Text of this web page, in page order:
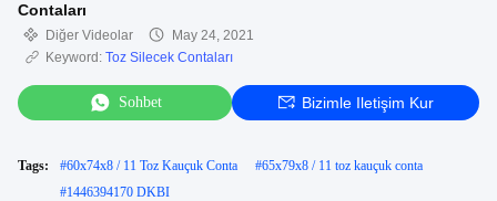
Contaları
Diğer Videolar
May 24, 2021
Keyword: Toz Silecek Contaları
Sohbet Bizimle Iletişim Kur
Tags: #60x74x8 / 11 Toz Kauçuk Conta #65x79x8 / 11 toz kauçuk conta
#1446394170 DKBI